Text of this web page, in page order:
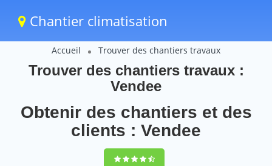
Chantier climatisation
Accueil Trouver des chantiers travaux
Trouver des chantiers travaux :
Vendee
Obtenir des chantiers et des
clients : Vendee